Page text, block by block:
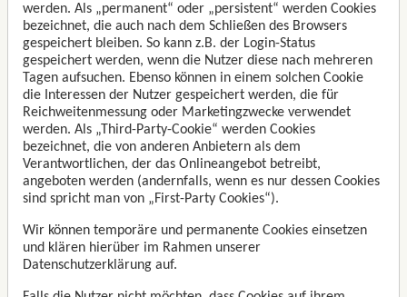
werden. Als „permanent“ oder „persistent“ werden Cookies
bezeichnet, die auch nach dem Schließen des Browsers
gespeichert bleiben. So kann z.B. der Login-Status
gespeichert werden, wenn die Nutzer diese nach mehreren
Tagen aufsuchen. Ebenso können in einem solchen Cookie
die Interessen der Nutzer gespeichert werden, die für
Reichweitenmessung oder Marketingzwecke verwendet
werden. Als „Third-Party-Cookie“ werden Cookies
bezeichnet, die von anderen Anbietern als dem
Verantwortlichen, der das Onlineangebot betreibt,
angeboten werden (andernfalls, wenn es nur dessen Cookies
sind spricht man von „First-Party Cookies“).
Wir können temporäre und permanente Cookies einsetzen
und klären hierüber im Rahmen unserer
Datenschutzerklärung auf.